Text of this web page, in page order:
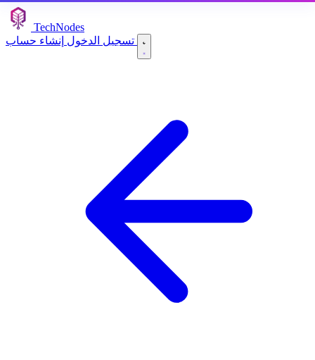
TechNodes
تسجيل الدخول